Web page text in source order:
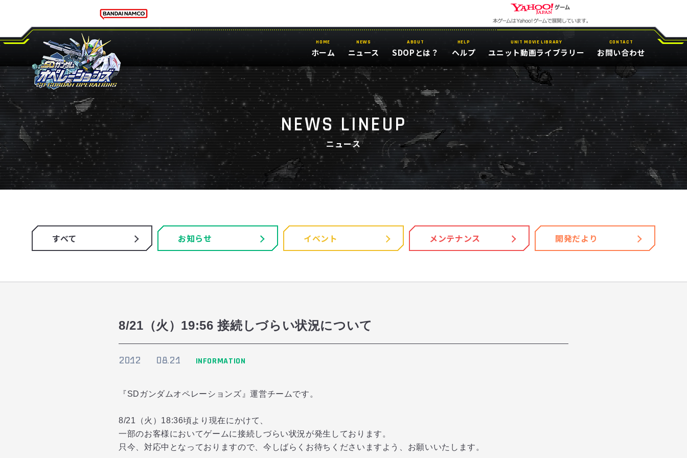
HOME
ホーム
NEWS
ニュース
ABOUT
SDOPとは？
HELP
ヘルプ
UNIT MOVIE LIBRARY
ユニット動画ライブラリー
CONTACT
お問い合わせ
NEWS LINEUP
ニュース
すべて お知らせ イベント メンテナンス 開発だより
8/21（火）19:56 接続しづらい状況について
2012 08.21 INFORMATION
『SDガンダムオペレーションズ』運営チームです。
8/21（火）18:36頃より現在にかけて、
一部のお客様においてゲームに接続しづらい状況が発生しております。
只今、対応中となっておりますので、今しばらくお待ちくださいますよう、お願いいたします。